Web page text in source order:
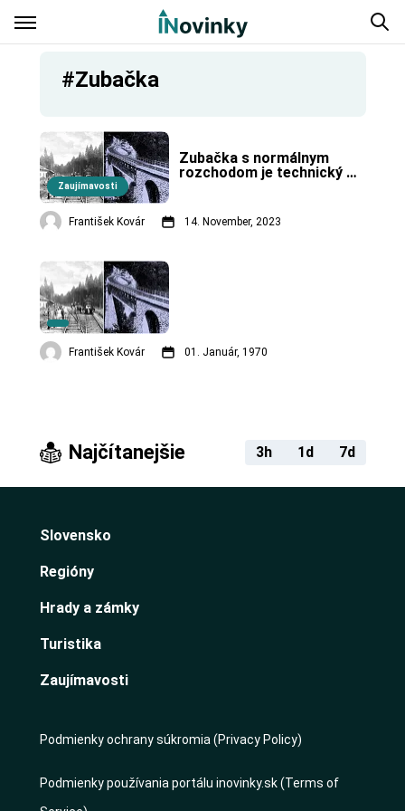
#Zubačka
Zaujímavosti
Zubačka s normálnym
rozchodom je technický
František Kovár 14. November, 2023
František Kovár 01. Január, 1970
Najčítanejšie 3h 1d 7d
Slovensko
Regióny
Hrady a zámky
Turistika
Zaujímavosti
Podmienky ochrany súkromia (Privacy Policy)
Podmienky používania portálu inovinky.sk (Terms of